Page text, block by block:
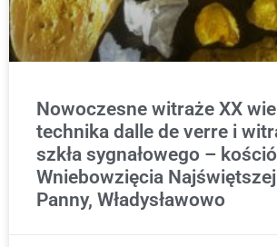
Nowoczesne witraże XX
technika dalle de verre i
szkła sygnałowego –
Wniebowzięcia
Panny, Władysławowo